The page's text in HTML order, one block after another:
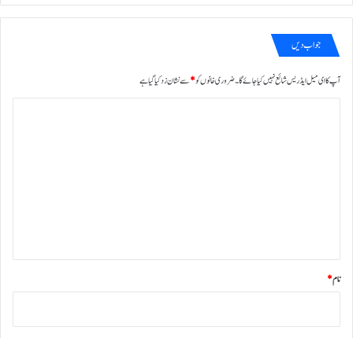
جواب دیں
آپ کا ای میل ایڈریس شائع نہیں کیا جائے گا۔ضروری خانوں کو*سے نشان زد کیا گیا ہے
نام*